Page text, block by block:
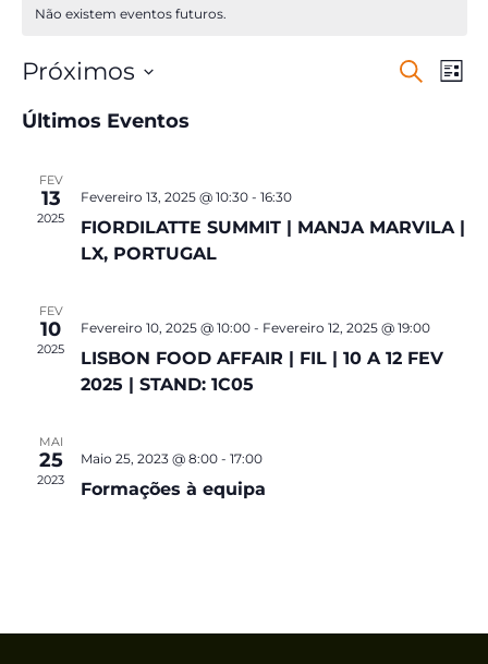
Não existem eventos futuros.
e
de
Eventos
Pesquisar
Lista
Próximos
a
Últimos Eventos
FEV
13
2025
Fevereiro 13, 2025 @ 10:30- 16:30
FIORDILATTE SUMMIT | MANJA MARVILA |
LX, PORTUGAL
FEV
10
2025
Fevereiro 10, 2025 @ 10:00- Fevereiro 12, 2025 @ 19:00
LISBON FOOD AFFAIR | FIL | 10 A 12 FEV
2025 | STAND: 1C05
MAI
25
2023
Maio 25, 2023 @ 8:00- 17:00
Formações à equipa